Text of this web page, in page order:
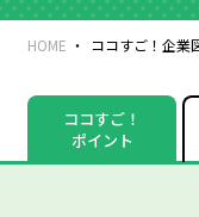
HOME ココすご！企業
ココすご！
ポイント